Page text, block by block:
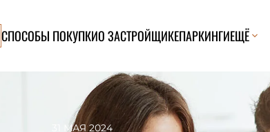
СПОСОБЫ ПОКУПКИО ЗАСТРОЙЩИКЕПАРКИНГИЕЩЁ
31 МАЯ 2024